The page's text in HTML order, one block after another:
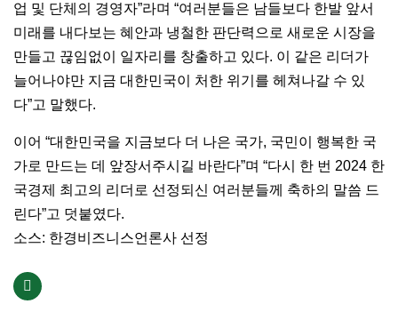
업 및 단체의 경영자”라며 “여러분들은 남들보다 한발 앞서
미래를 내다보는 혜안과 냉철한 판단력으로 새로운 시장을
만들고 끊임없이 일자리를 창출하고 있다. 이 같은 리더가
늘어나야만 지금 대한민국이 처한 위기를 헤쳐나갈 수 있
다”고 말했다.
이어 “대한민국을 지금보다 더 나은 국가, 국민이 행복한 국
가로 만드는 데 앞장서주시길 바란다”며 “다시 한 번 2024 한
국경제 최고의 리더로 선정되신 여러분들께 축하의 말씀 드
린다”고 덧붙였다.
소스: 한경비즈니스언론사 선정